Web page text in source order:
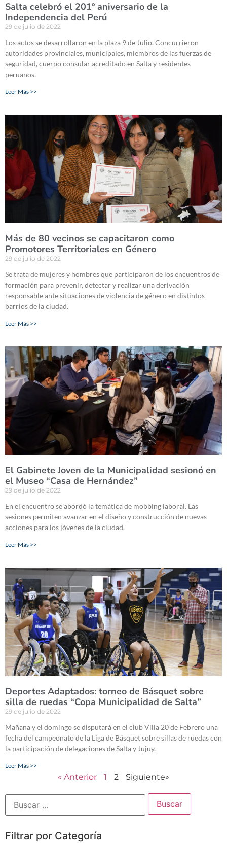
Salta celebró el 201º aniversario de la
Independencia del Perú
29 de julio de 2022
Los actos se desarrollaron en la plaza 9 de Julio. Concurrieron
autoridades provinciales, municipales, miembros de las fuerzas de
seguridad, cuerpo consular acreditado en Salta y residentes
peruanos.
Leer Más >>
Más de 80 vecinos se capacitaron como
Promotores Territoriales en Género
29 de julio de 2022
Se trata de mujeres y hombres que participaron de los encuentros de
formación para prevenir, detectar y realizar una derivación
responsable ante situaciones de violencia de género en distintos
barrios de la ciudad.
Leer Más >>
El Gabinete Joven de la Municipalidad sesionó en
el Museo “Casa de Hernández”
29 de julio de 2022
En el encuentro se abordó la temática de mobbing laboral. Las
sesiones permiten avanzar en el diseño y construcción de nuevas
acciones para los jóvenes de la ciudad.
Leer Más >>
Deportes Adaptados: torneo de Básquet sobre
silla de ruedas “Copa Municipalidad de Salta”
29 de julio de 2022
Mañana y el domingo se disputará en el club Villa 20 de Febrero una
fecha del campeonato de la Liga de Básquet sobre sillas de ruedas con
la participación de delegaciones de Salta y Jujuy.
Leer Más >>
« Anterior 1 2 Siguiente»
Filtrar por Categoría